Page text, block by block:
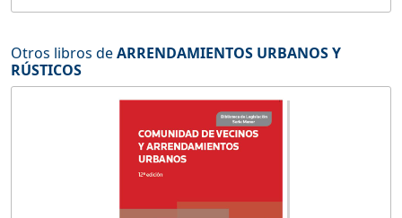
Otros libros deARRENDAMIENTOS URBANOS Y
RÚSTICOS